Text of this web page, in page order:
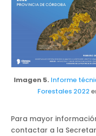
Imagen 5. Informe
Forestales 2022
Para mayor
contactar a la